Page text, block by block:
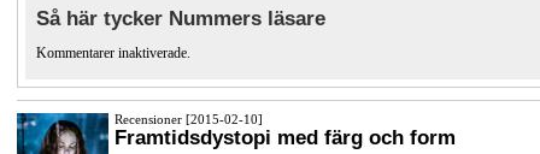
Så här tycker Nummers läsare
Kommentarer inaktiverade.
Recensioner [2015-02-10]
Framtidsdystopi med färg och form